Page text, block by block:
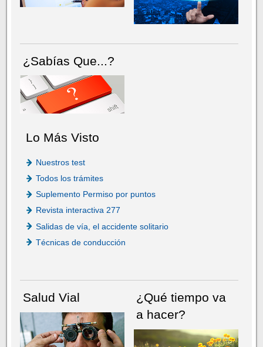
¿Sabías Que...?
Lo Más Visto
Nuestros test
Todos los trámites
Suplemento Permiso por puntos
Revista interactiva 277
Salidas de vía, el accidente solitario
Técnicas de conducción
Salud Vial
¿Qué tiempo va
a hacer?